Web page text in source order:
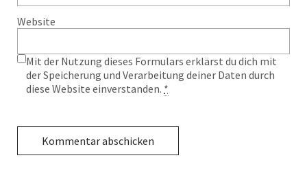
Website
Mit der Nutzung dieses Formulars erklärst du dich mit
der Speicherung und Verarbeitung deiner Daten durch
diese Website einverstanden. *